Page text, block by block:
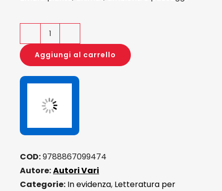
Poeti
di
sostenibilità
quantità
Aggiungi al carrello
COD:9788867099474
Autore:Autori Vari
Categorie: In evidenza, Letteratura per